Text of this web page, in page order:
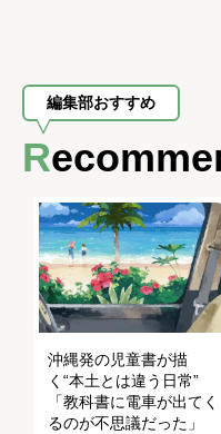
編集部おすすめ
沖縄発の児童書が描
く“本土とは違う日常”
「教科書に電車が出てく
るのが不思議だった」